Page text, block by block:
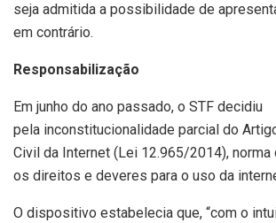
seja admitida a possibilidade de
em contrário.
Responsabilização
Em junho do ano passado, o STF decidiu
pela inconstitucionalidade parcial do
Civil da Internet (Lei 12.965/2014),
os direitos e deveres para o uso da
O dispositivo estabelecia que, “com o